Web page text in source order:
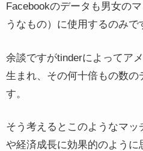
Facebookのデータも男女の
うなもの）に使用するのみで
余談ですがtinderによってア
生まれ、その何十倍もの数
す。
そう考えるとこのようなマ
や経済成長に効果的のように